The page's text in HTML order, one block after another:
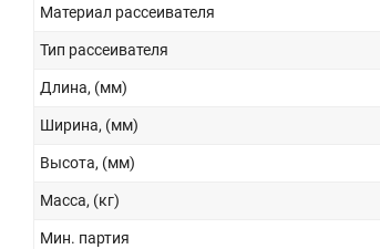
Материал рассеивателя
Тип рассеивателя
Длина, (мм)
Ширина, (мм)
Высота, (мм)
Масса, (кг)
Мин. партия